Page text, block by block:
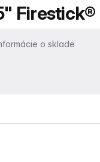
Firestick®
o sklade